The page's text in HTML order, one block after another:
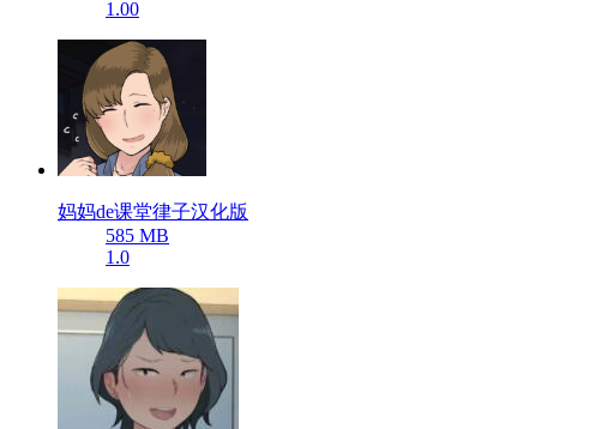
1.00
妈妈de课堂律子汉化版
585 MB
1.0